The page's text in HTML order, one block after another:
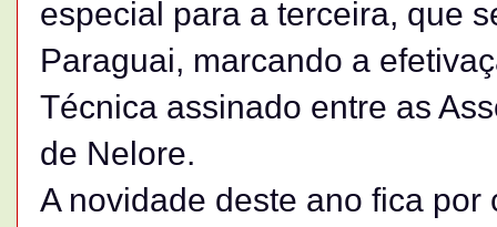
especial para a terceira, que
Paraguai, marcando a
Técnica assinado entre as
de Nelore.
A novidade deste ano fica por